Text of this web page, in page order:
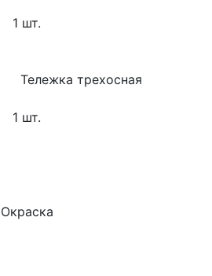
      1 шт.
        Тележка трехосная
      1 шт.
   Окраска